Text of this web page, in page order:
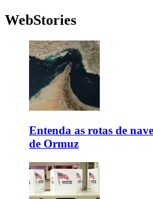
WebStories
Entenda as rotas de
de Ormuz